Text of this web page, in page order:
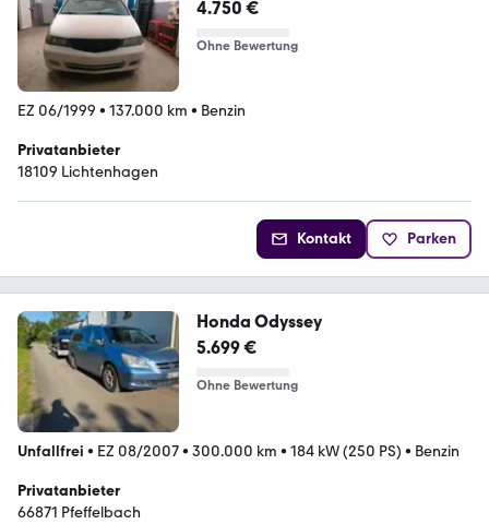
4.750 €
Ohne Bewertung
EZ 06/1999 • 137.000 km • Benzin
Privatanbieter
18109 Lichtenhagen
Kontakt Parken
Honda Odyssey
5.699 €
Ohne Bewertung
Unfallfrei • EZ 08/2007• 300.000 km • 184 kW (250 PS) • Benzin
Privatanbieter
66871 Pfeffelbach